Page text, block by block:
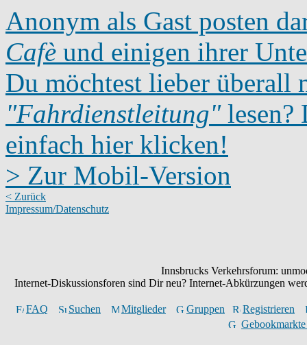
Anonym als Gast posten
Cafè und einigen ihrer
Du möchtest lieber überall
"Fahrdienstleitung"lesen?
einfach hier klicken!
> Zur Mobil-Version
< Zurück
Impressum/Datenschutz
Innsbrucks Verkehrsforum:
Internet-Diskussionsforen sind Dir neu? Internet-Abkürzungen
FAQ Suchen Mitglieder Gruppen
Registrieren